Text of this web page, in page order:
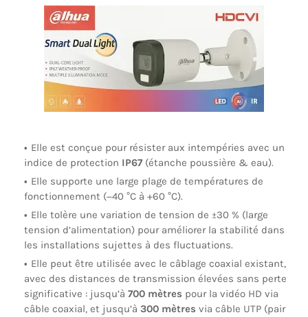
Elle est conçue pour résister aux intempéries avec un
indice de protection IP67(étanche poussière & eau).
Elle supporte une large plage de températures de
fonctionnement (−40 °C à +60 °C).
Elle tolère une variation de tension de ±30 % (large
tension d’alimentation) pour améliorer la stabilité dans
les installations sujettes à des fluctuations.
Elle peut être utilisée avec le câblage coaxial existant,
avec des distances de transmission élevées sans perte
significative : jusqu’à 700 mètres pour la vidéo HD via
câble coaxial, et jusqu’à 300 mètres via câble UTP (pair